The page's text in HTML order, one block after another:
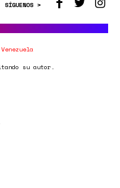
SÍGUENOS >
su autor.